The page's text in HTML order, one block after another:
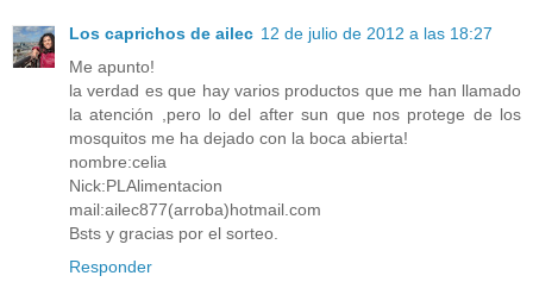
Los caprichos de ailec 12 de julio de 2012 a las 18:27
Me apunto!
la verdad es que hay varios productos que me han llamado
la atención ,pero lo del after sun que nos protege de los
mosquitos me ha dejado con la boca abierta!
nombre:celia
Nick:PLAlimentacion
mail:ailec877(arroba)hotmail.com
Bsts y gracias por el sorteo.
Responder